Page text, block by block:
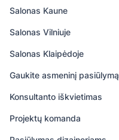
Salonas Kaune
Salonas Vilniuje
Salonas Klaipėdoje
Gaukite asmeninį pasiūlymą
Konsultanto iškvietimas
Projektų komanda